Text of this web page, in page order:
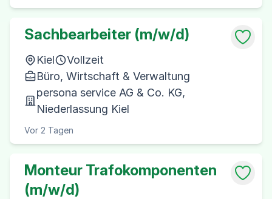
Sachbearbeiter (m/w/d)
Kiel
Vollzeit
Büro, Wirtschaft & Verwaltung
persona service AG & Co. KG,
Niederlassung Kiel
Vor 2 Tagen
Monteur Trafokomponenten
(m/w/d)